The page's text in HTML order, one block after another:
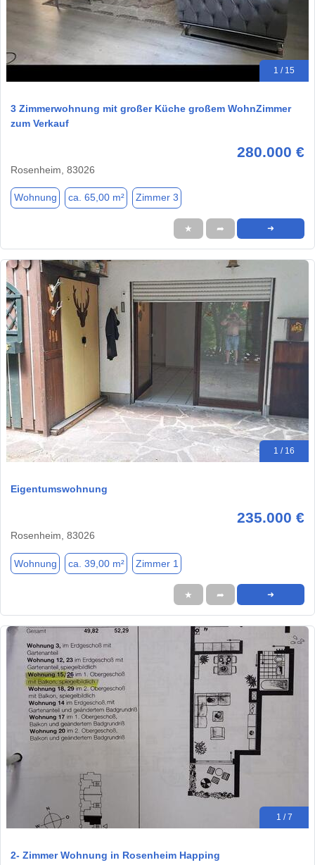
1 / 15
3 Zimmerwohnung mit großer Küche großem WohnZimmer
zum Verkauf
280.000 €
Rosenheim, 83026
Wohnung ca. 65,00 m² Zimmer 3
★ ➦ ➜
1 / 16
Eigentumswohnung
235.000 €
Rosenheim, 83026
Wohnung ca. 39,00 m² Zimmer 1
★ ➦ ➜
1 / 7
2- Zimmer Wohnung in Rosenheim Happing